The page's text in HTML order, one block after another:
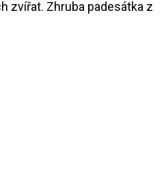
zvířat. Zhruba padesátka z